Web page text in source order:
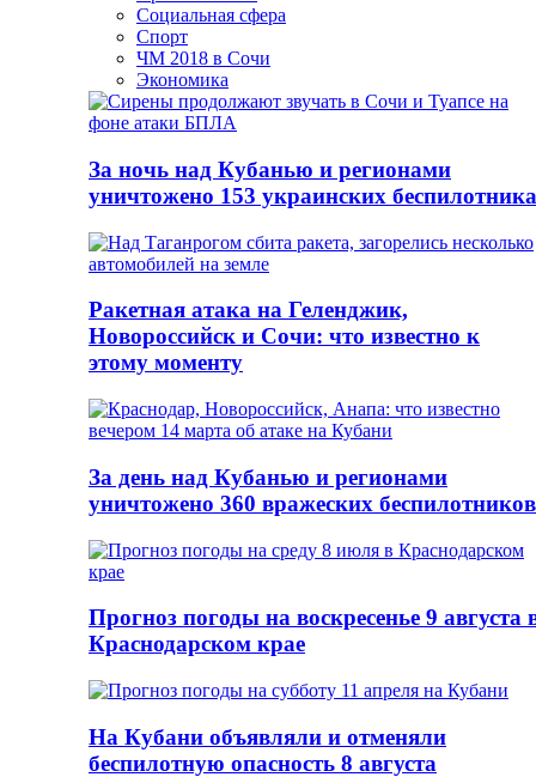
Социальная сфера
Спорт
ЧМ 2018 в Сочи
Экономика
За ночь над Кубанью и регионами
уничтожено 153 украинских беспилотника
Ракетная атака на Геленджик,
Новороссийск и Сочи: что известно к
этому моменту
За день над Кубанью и регионами
уничтожено 360 вражеских беспилотников
Прогноз погоды на воскресенье 9 августа
Краснодарском крае
На Кубани объявляли и отменяли
беспилотную опасность 8 августа